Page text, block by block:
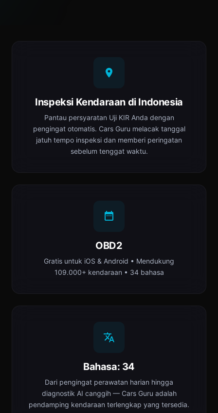
Inspeksi Kendaraan di Indonesia
Pantau persyaratan Uji KIR Anda dengan
pengingat otomatis. Cars Guru melacak tanggal
jatuh tempo inspeksi dan memberi peringatan
sebelum tenggat waktu.
OBD2
Gratis untuk iOS & Android • Mendukung
109.000+ kendaraan • 34 bahasa
Bahasa: 34
Dari pengingat perawatan harian hingga
diagnostik AI canggih — Cars Guru adalah
pendamping kendaraan terlengkap yang tersedia.